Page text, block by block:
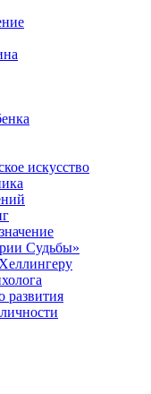
искусство
Судьбы»
развития